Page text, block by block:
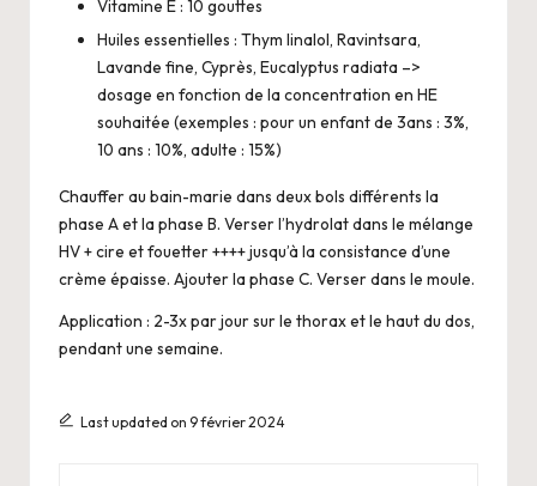
Vitamine E : 10 gouttes
Huiles essentielles : Thym linalol, Ravintsara,
Lavande fine, Cyprès, Eucalyptus radiata –>
dosage en fonction de la concentration en HE
souhaitée (exemples : pour un enfant de 3ans : 3%,
10 ans : 10%, adulte : 15%)
Chauffer au bain-marie dans deux bols différents la
phase A et la phase B. Verser l’hydrolat dans le mélange
HV + cire et fouetter ++++ jusqu’à la consistance d’une
crème épaisse. Ajouter la phase C. Verser dans le moule.
Application : 2-3x par jour sur le thorax et le haut du dos,
pendant une semaine.
Last updated on 9 février 2024